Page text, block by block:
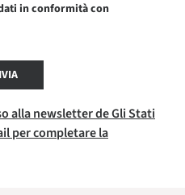
in conformità con
alla newsletter de Gli Stati
per completare la